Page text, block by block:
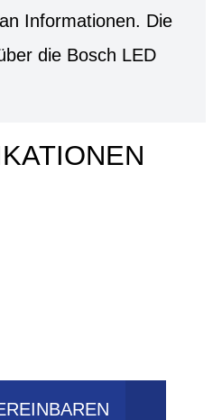
Informationen. Die
die Bosch LED